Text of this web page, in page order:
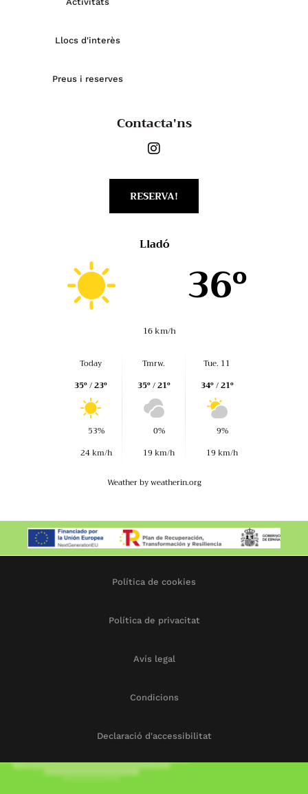
Llocs d'interès
Preus i reserves
Contacta'ns
RESERVA!
Lladó
36º
16 km/h
Today
35º / 23º
53%
24 km/h
Tmrw.
35º / 21º
0%
19 km/h
Tue. 11
34º / 21º
9%
19 km/h
Weatherby weatherin.org
Política de cookies
Política de privacitat
Avís legal
Condicions
Declaració d'accessibilitat